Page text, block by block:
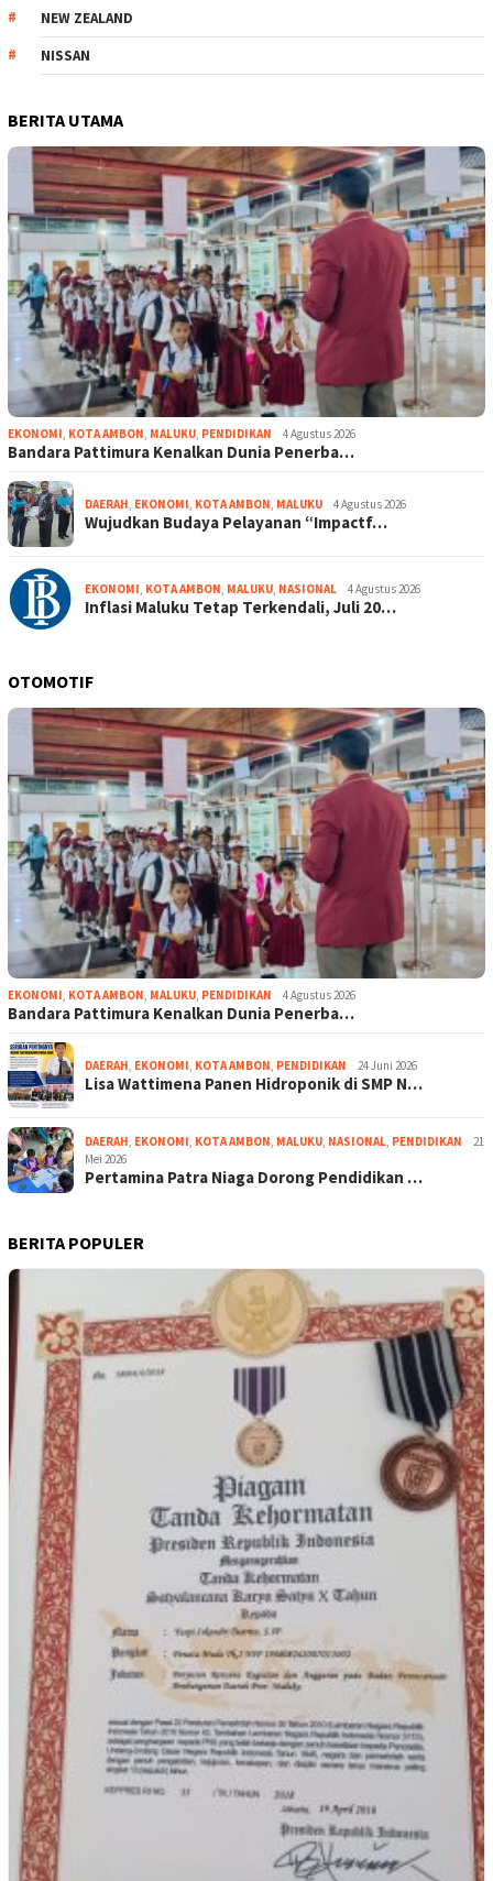
NEW ZEALAND
NISSAN
BERITA UTAMA
EKONOMI KOTA AMBON MALUKU PENDIDIKAN 4 Agustus 2026
Bandara Pattimura Kenalkan Dunia Penerba…
DAERAH EKONOMI KOTA AMBON MALUKU 4 Agustus 2026
Wujudkan Budaya Pelayanan “Impactf…
EKONOMI KOTA AMBON MALUKU NASIONAL 4 Agustus 2026
Inflasi Maluku Tetap Terkendali, Juli 20…
OTOMOTIF
EKONOMI KOTA AMBON MALUKU PENDIDIKAN 4 Agustus 2026
Bandara Pattimura Kenalkan Dunia Penerba…
DAERAH EKONOMI KOTA AMBON PENDIDIKAN 24 Juni 2026
Lisa Wattimena Panen Hidroponik di SMP N…
DAERAH EKONOMI KOTA AMBON MALUKU NASIONAL PENDIDIKAN
21
Mei 2026
Pertamina Patra Niaga Dorong Pendidikan …
BERITA POPULER